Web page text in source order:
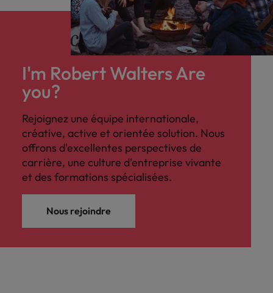
I'm Robert Walters Are
you?
Rejoignez une équipe internationale,
créative, active et orientée solution. Nous
offrons d'excellentes perspectives de
carrière, une culture d'entreprise vivante
et des formations spécialisées.
Nous rejoindre